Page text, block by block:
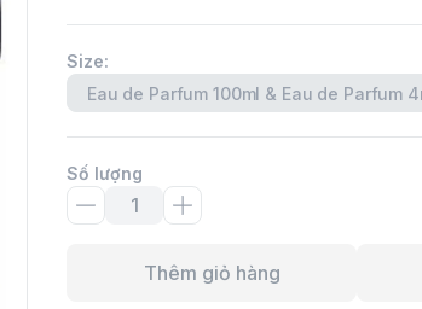
Size:
Eau de Parfum 100ml & Eau de Parfum
Số lượng
Thêm giỏ hàng